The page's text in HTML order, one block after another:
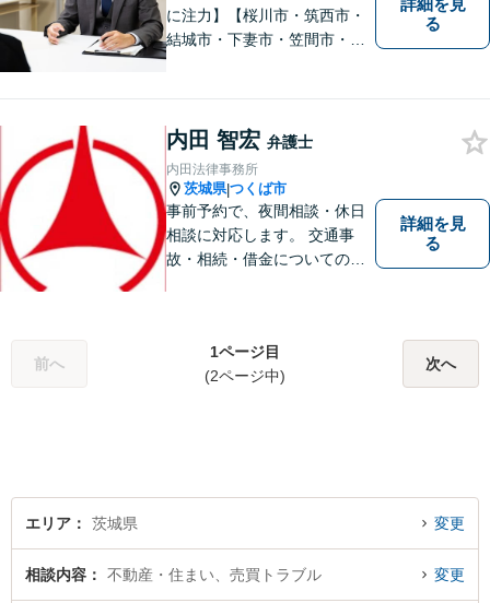
に注力】【桜川市・筑西市・
結城市・下妻市・笠間市・真
詳細を見
る
内田 智宏 弁護士
内田法律事務所
茨城県|つくば市
事前予約で、夜間相談・休日
相談に対応します。 交通事
故・相続・借金についてのご
詳細を見
る
前へ
1ページ目
(2ページ中)
次へ
エリア 茨城県 変更
相談内容 不動産・住まい、売買トラブル 変更